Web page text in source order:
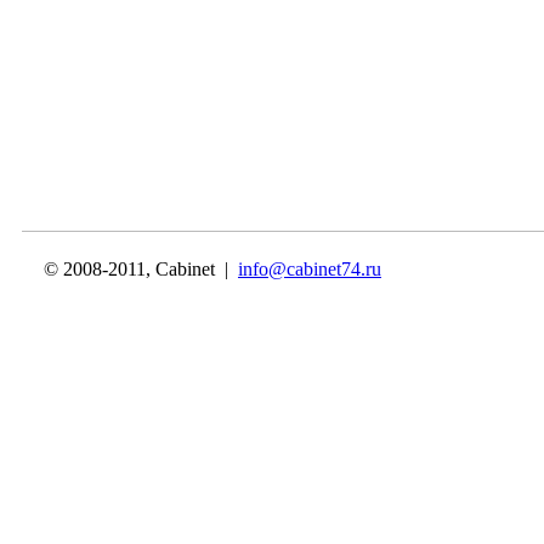
© 2008-2011, Cabinet | info@cabinet74.ru